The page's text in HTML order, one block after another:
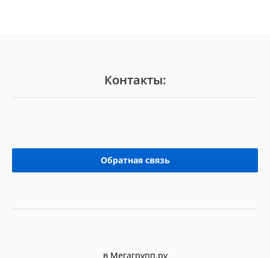
Контакты:
Обратная связь
в Мегагрупп.ру